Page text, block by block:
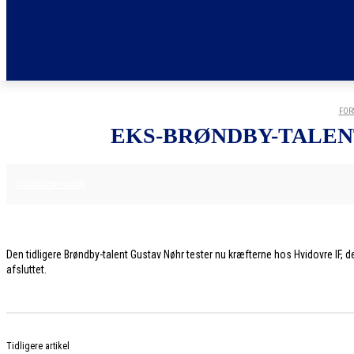
EKS-BRØNDBY-
Den tidligere Brøndby-talent Gustav Nøhr tester nu kræfterne hos Hvidovre
afsluttet.
Tidligere artikel